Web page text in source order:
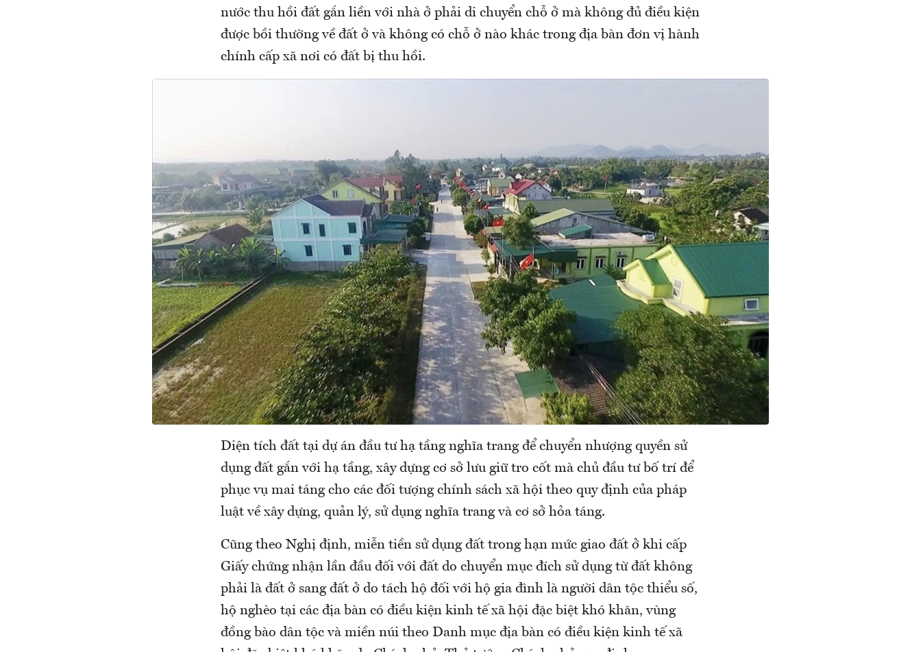
nước thu hồi đất gắn liền với nhà ở phải di chuyển chỗ ở mà không đủ điều kiện
được bồi thường về đất ở và không có chỗ ở nào khác trong địa bàn đơn vị hành
chính cấp xã nơi có đất bị thu hồi.
Diện tích đất tại dự án đầu tư hạ tầng nghĩa trang để chuyển nhượng quyền sử
dụng đất gắn với hạ tầng, xây dựng cơ sở lưu giữ tro cốt mà chủ đầu tư bố trí để
phục vụ mai táng cho các đối tượng chính sách xã hội theo quy định của pháp
luật về xây dựng, quản lý, sử dụng nghĩa trang và cơ sở hỏa táng.
Cũng theo Nghị định, miễn tiền sử dụng đất trong hạn mức giao đất ở khi cấp
Giấy chứng nhận lần đầu đối với đất do chuyển mục đích sử dụng từ đất không
phải là đất ở sang đất ở do tách hộ đối với hộ gia đình là người dân tộc thiểu số,
hộ nghèo tại các địa bàn có điều kiện kinh tế xã hội đặc biệt khó khăn, vùng
đồng bào dân tộc và miền núi theo Danh mục địa bàn có điều kiện kinh tế xã